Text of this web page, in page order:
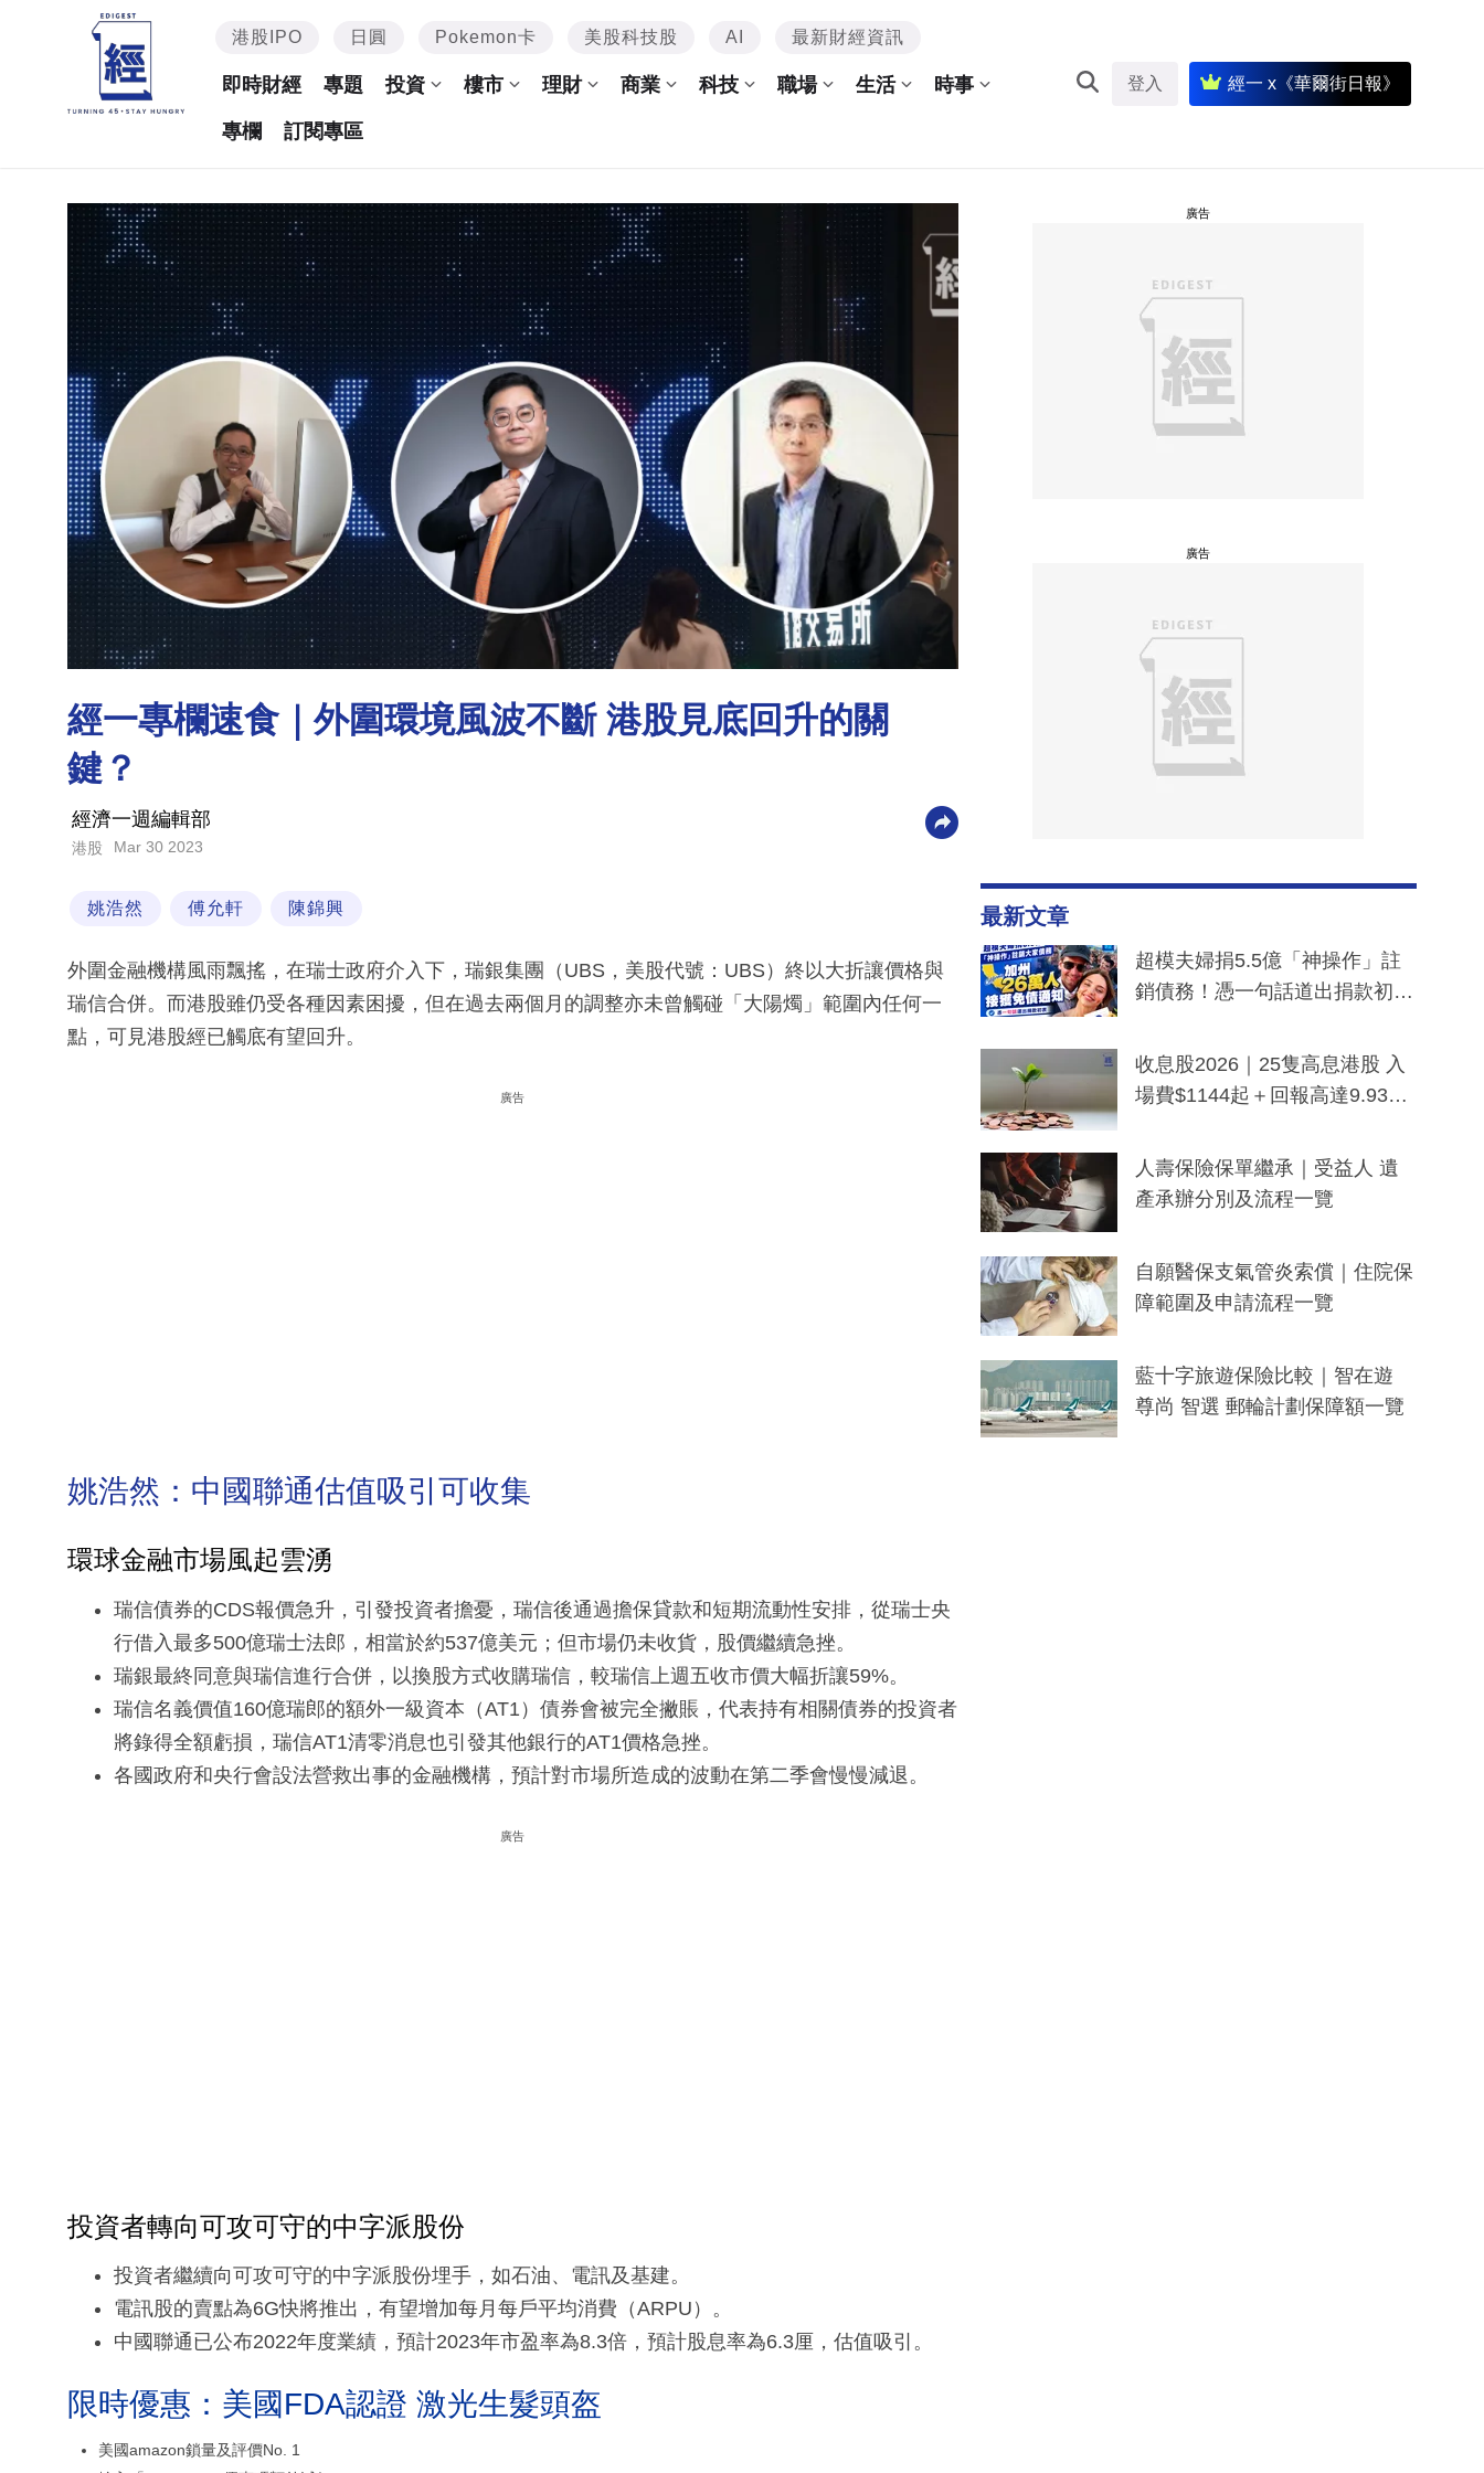
港股IPO 日圓 Pokemon卡 美股科技股 AI 最新財經資訊
即時財經 專題 投資 樓市 理財 商業 科技 職場 生活 時事
專欄 訂閱專區
登入 經一 x《華爾街日報》
經一專欄速食｜外圍環境風波不斷 港股見底回升的關
鍵？
經濟一週編輯部
港股 Mar 30 2023
姚浩然 傅允軒 陳錦興
外圍金融機構風雨飄搖，在瑞士政府介入下，瑞銀集團（UBS，美股代號：UBS）終以大折讓價格與
瑞信合併。而港股雖仍受各種因素困擾，但在過去兩個月的調整亦未曾觸碰「大陽燭」範圍內任何一
點，可見港股經已觸底有望回升。
廣告
姚浩然：中國聯通估值吸引可收集
環球金融市場風起雲湧
瑞信債券的CDS報價急升，引發投資者擔憂，瑞信後通過擔保貸款和短期流動性安排，從瑞士央
行借入最多500億瑞士法郎，相當於約537億美元；但市場仍未收貨，股價繼續急挫。
瑞銀最終同意與瑞信進行合併，以換股方式收購瑞信，較瑞信上週五收市價大幅折讓59%。
瑞信名義價值160億瑞郎的額外一級資本（AT1）債券會被完全撇賬，代表持有相關債券的投資者
將錄得全額虧損，瑞信AT1清零消息也引發其他銀行的AT1價格急挫。
各國政府和央行會設法營救出事的金融機構，預計對市場所造成的波動在第二季會慢慢減退。
廣告
投資者轉向可攻可守的中字派股份
投資者繼續向可攻可守的中字派股份埋手，如石油、電訊及基建。
電訊股的賣點為6G快將推出，有望增加每月每戶平均消費（ARPU）。
中國聯通已公布2022年度業績，預計2023年市盈率為8.3倍，預計股息率為6.3厘，估值吸引。
限時優惠：美國FDA認證 激光生髮頭盔
美國amazon鎖量及評價No. 1
廣告
廣告
最新文章
超模夫婦捐5.5億「神操作」註
銷債務！憑一句話道出捐款初
一度被誤當詐騙手段
收息股2026｜25隻高息港股 入
場費$1144起＋回報高達9.93
人壽保險保單繼承｜受益人 遺
產承辦分別及流程一覽
自願醫保支氣管炎索償｜住院保
障範圍及申請流程一覽
藍十字旅遊保險比較｜智在遊
尊尚 智選 郵輪計劃保障額一覽